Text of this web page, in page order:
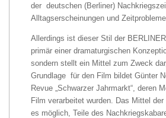
der deutschen (Berliner)
Alltagserscheinungen und
Allerdings ist dieser Stil der
primär einer dramaturgischen
sondern stellt ein Mittel zum Zweck
Grundlage für den Film bildet Günter
Revue „Schwarzer Jahrmarkt“, deren
Film verarbeitet wurden. Das Mittel
es möglich, Teile des